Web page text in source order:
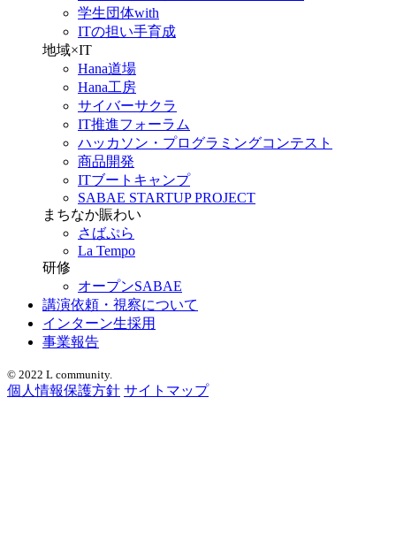
学生団体with
ITの担い手育成
地域×IT
Hana道場
Hana工房
サイバーサクラ
IT推進フォーラム
ハッカソン・プログラミングコンテスト
商品開発
ITブートキャンプ
SABAE STARTUP PROJECT
まちなか賑わい
さばぷら
La Tempo
研修
オープンSABAE
講演依頼・視察について
インターン生採用
事業報告
© 2022 L community.
個人情報保護方針 サイトマップ